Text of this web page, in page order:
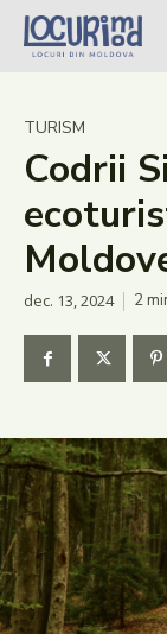
Caută în
Știri
Evenimente
Dezvoltare
Vinării
Patrimoniu
Produs
TURISM
Codrii
dec. 13, 2024 2